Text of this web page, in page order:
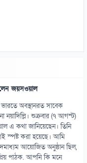
জয়সওয়াল
অবস্থানরত সাবেক
নয়াদিল্লি। শুক্রবার (৭ আগস্ট)
এ কথা জানিয়েছেন। তিনি
স্পষ্ট করা হয়েছে। আমি
আয়োজিত অনুষ্ঠান ছিল,
পাঠক. আপনি কি মনে